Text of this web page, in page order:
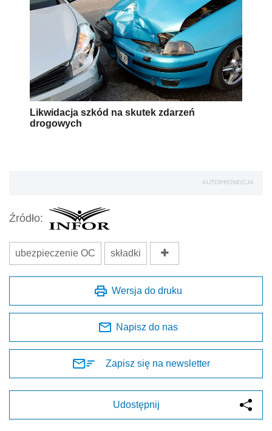
Likwidacja szkód na skutek zdarzeń
drogowych
AUTOPROMOCJA
Źródło:
ubezpieczenie OC składki
Wersja do druku
Napisz do nas
Zapisz się na newsletter
Udostępnij